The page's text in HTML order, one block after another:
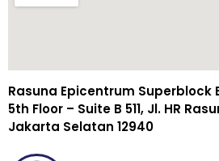
Rasuna Epicentrum Superblock
5th Floor – Suite B 511, Jl. HR
Jakarta Selatan 12940